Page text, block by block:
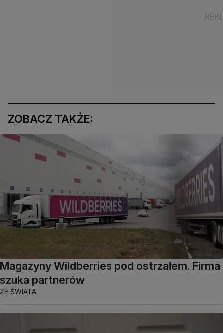
ZOBACZ TAKŻE:
Magazyny Wildberries pod ostrzałem. Firma
szuka partnerów
ZE ŚWIATA